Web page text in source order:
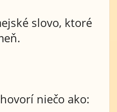
slovo, ktoré
niečo ako: